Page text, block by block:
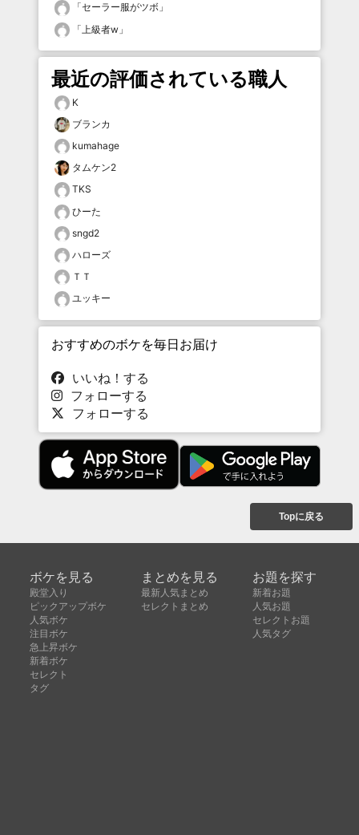
「セーラー服がツボ 」
「 上級者w 」
最近の評価されている職人
K
ブランカ
kumahage
タムケン2
TKS
ひーた
sngd2
ハローズ
ＴＴ
ユッキー
おすすめのボケを毎日お届け
いいね！する
フォローする
フォローする
Topに戻る
ボケを見る
殿堂入り
ピックアップボケ
人気ボケ
注目ボケ
急上昇ボケ
新着ボケ
セレクト
タグ
まとめを見る
最新人気まとめ
セレクトまとめ
お題を探す
新着お題
人気お題
セレクトお題
人気タグ